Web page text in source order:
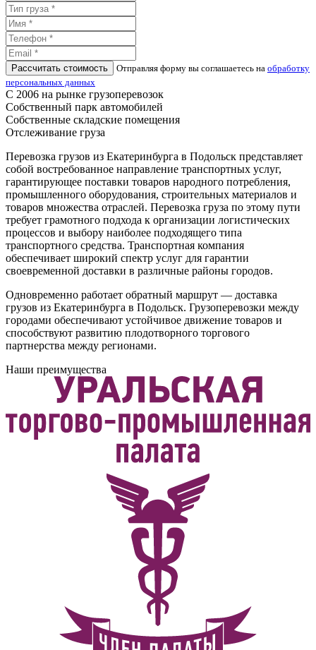
Рассчитать стоимость Отправляя форму вы соглашаетесь на обработку
персональных данных
С 2006 на рынке грузоперевозок
Собственный парк автомобилей
Собственные складские помещения
Отслеживание груза
Перевозка грузов из Екатеринбурга в Подольск представляет
собой востребованное направление транспортных услуг,
гарантирующее поставки товаров народного потребления,
промышленного оборудования, строительных материалов и
товаров множества отраслей. Перевозка груза по этому пути
требует грамотного подхода к организации логистических
процессов и выбору наиболее подходящего типа
транспортного средства. Транспортная компания
обеспечивает широкий спектр услуг для гарантии
своевременной доставки в различные районы городов.
Одновременно работает обратный маршрут — доставка
грузов из Екатеринбурга в Подольск. Грузоперевозки между
городами обеспечивают устойчивое движение товаров и
способствуют развитию плодотворного торгового
партнерства между регионами.
Наши преимущества